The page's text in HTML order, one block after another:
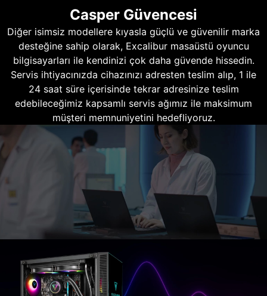
Casper Güvencesi
Diğer isimsiz modellere kıyasla güçlü ve güvenilir marka
desteğine sahip olarak, Excalibur masaüstü oyuncu
bilgisayarları ile kendinizi çok daha güvende hissedin.
Servis ihtiyacınızda cihazınızı adresten teslim alıp, 1 ile
24 saat süre içerisinde tekrar adresinize teslim
edebileceğimiz kapsamlı servis ağımız ile maksimum
müşteri memnuniyetini hedefliyoruz.